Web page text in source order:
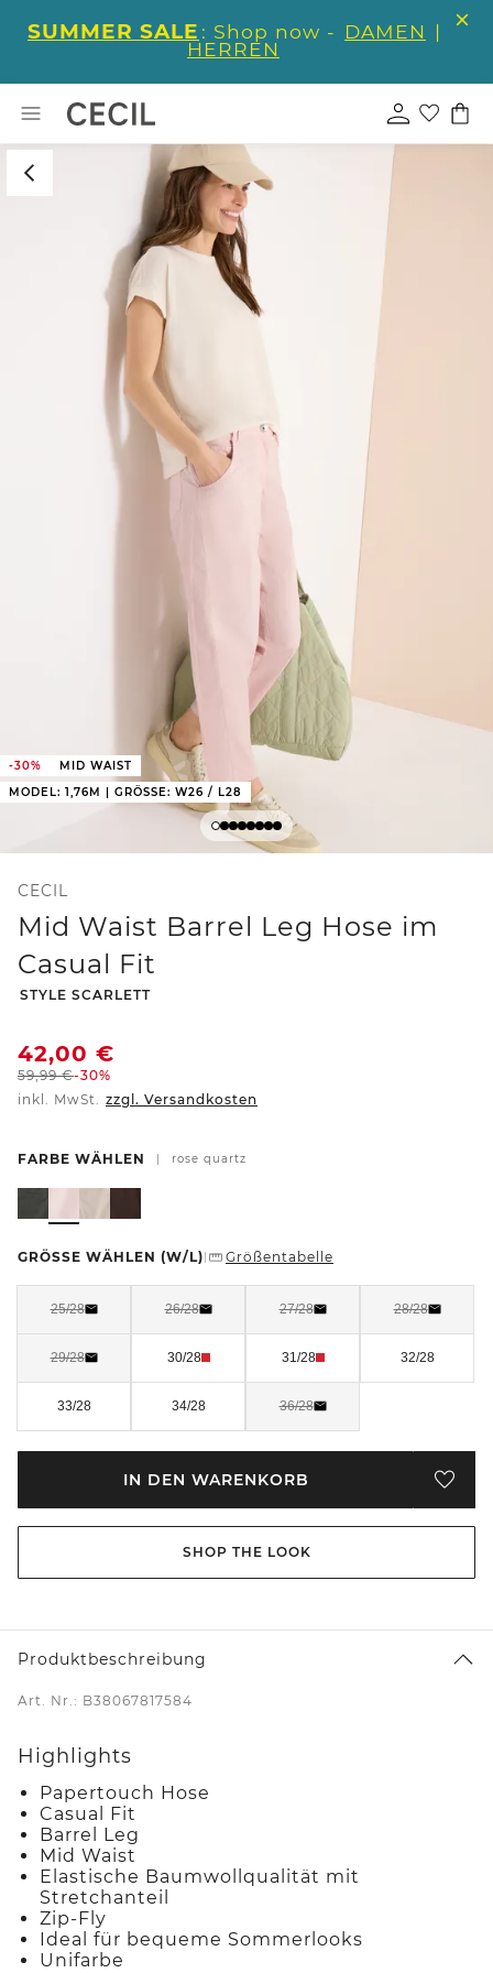
SUMMER SALE : Shop now - DAMEN |
HERREN
-30%
MID WAIST
MODEL: 1,76M | GRÖSSE: W26 / L28
CECIL
Mid Waist Barrel Leg Hose im
Casual Fit
-
STYLE SCARLETT
42,00 €
59,99€-30%
inkl. MwSt. zzgl. Versandkosten
FARBE WÄHLEN rose quartz
GRÖSSE WÄHLEN (W/L) Größentabelle
25/28 26/28 27/28 28/28
29/28 30/28 31/28 32/28
33/28 34/28 36/28
IN DEN WARENKORB
SHOP THE LOOK
Produktbeschreibung
Art. Nr.: B38067817584
Highlights
Papertouch Hose
Casual Fit
Barrel Leg
Mid Waist
Elastische Baumwollqualität mit
Stretchanteil
Zip-Fly
Ideal für bequeme Sommerlooks
Unifarbe